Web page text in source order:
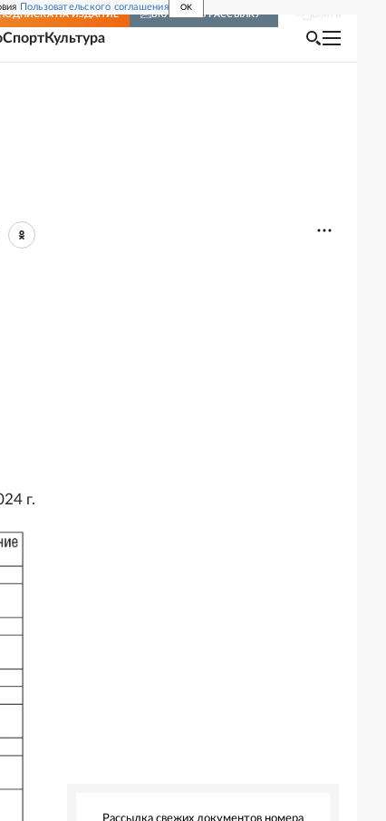
Пользовательского соглашения OK
НА ИЗДАНИЕ ВКЛЮЧИТЬ РАССЫЛКУ
СпортКультура
г.